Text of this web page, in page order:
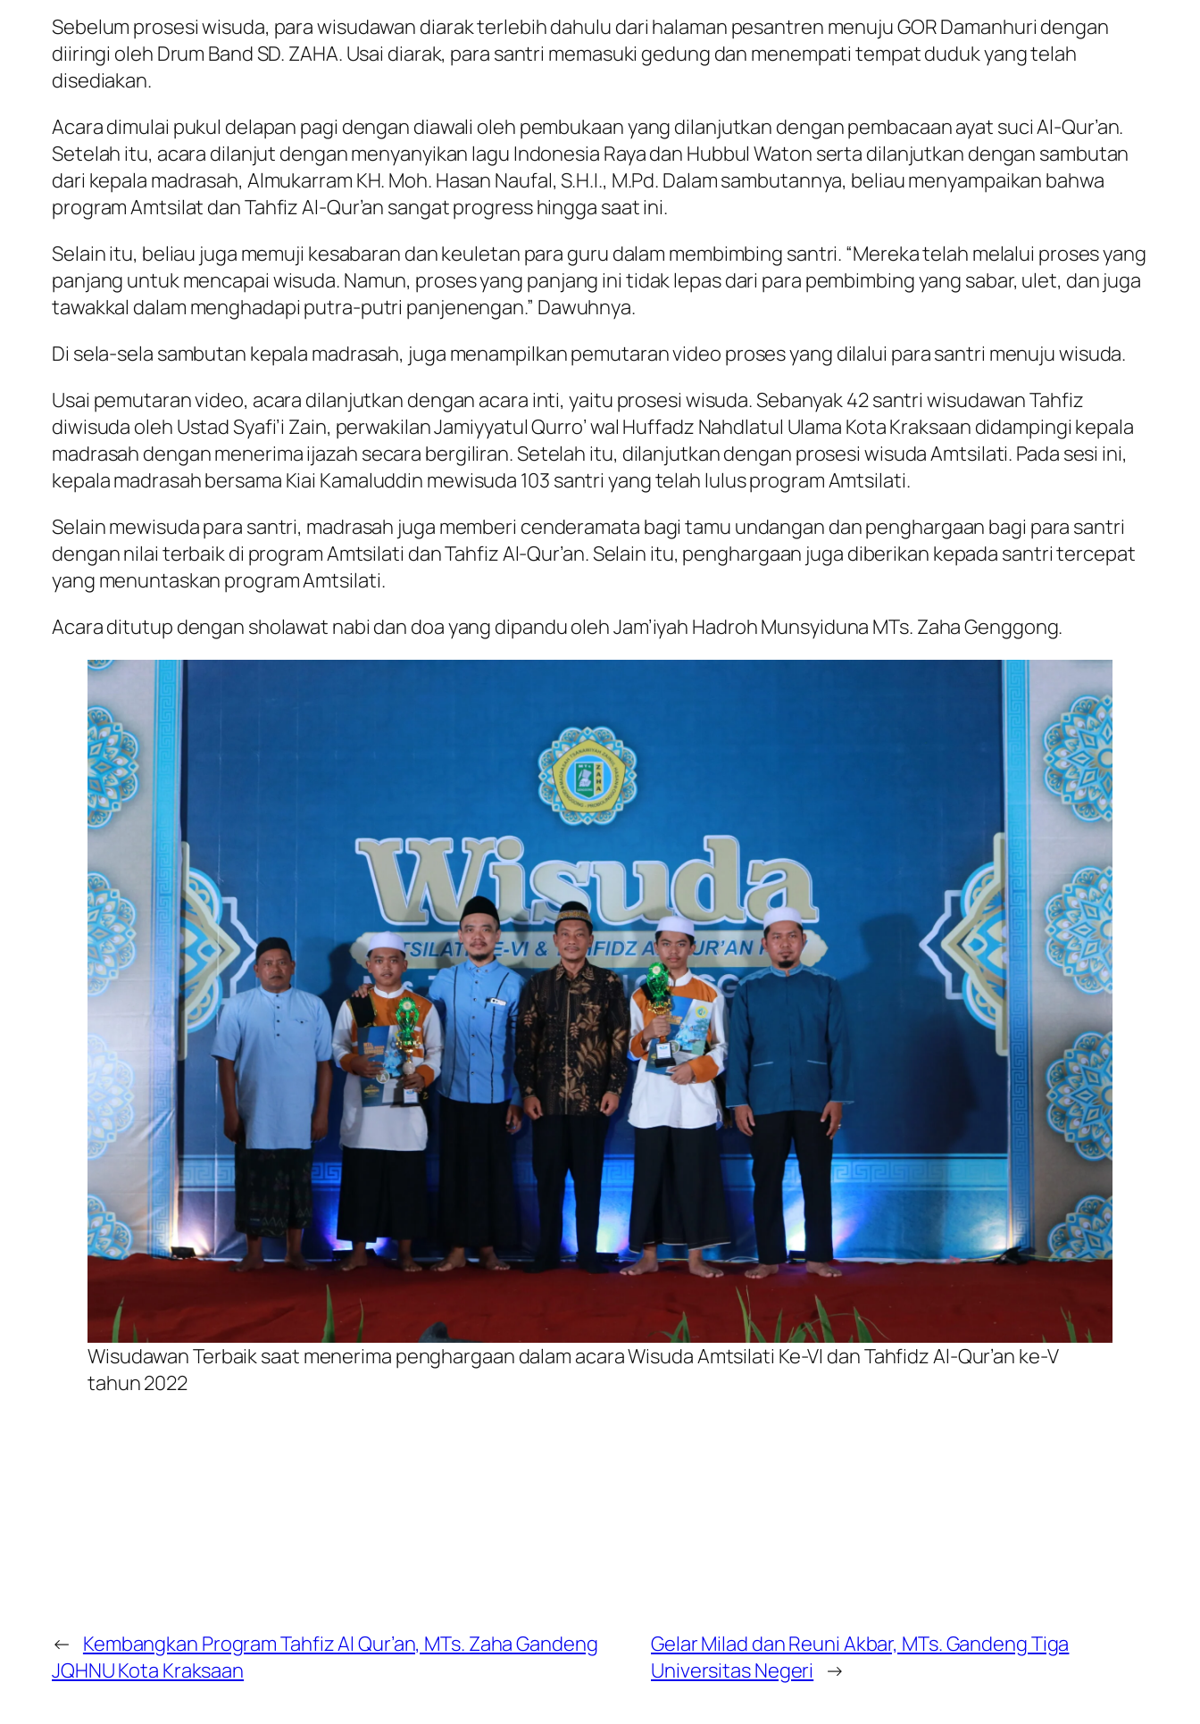
Sebelum prosesi wisuda, para wisudawan diarak terlebih dahulu dari halaman pesantren menuju GOR Damanhuri dengan
diiringi oleh Drum Band SD. ZAHA. Usai diarak, para santri memasuki gedung dan menempati tempat duduk yang telah
disediakan.
Acara dimulai pukul delapan pagi dengan diawali oleh pembukaan yang dilanjutkan dengan pembacaan ayat suci Al-Qur’an.
Setelah itu, acara dilanjut dengan menyanyikan lagu Indonesia Raya dan Hubbul Waton serta dilanjutkan dengan sambutan
dari kepala madrasah, Almukarram KH. Moh. Hasan Naufal, S.H.I., M.Pd. Dalam sambutannya, beliau menyampaikan bahwa
program Amtsilat dan Tahfiz Al-Qur’an sangat progress hingga saat ini.
Selain itu, beliau juga memuji kesabaran dan keuletan para guru dalam membimbing santri. “Mereka telah melalui proses yang
panjang untuk mencapai wisuda. Namun, proses yang panjang ini tidak lepas dari para pembimbing yang sabar, ulet, dan juga
tawakkal dalam menghadapi putra-putri panjenengan.” Dawuhnya.
Di sela-sela sambutan kepala madrasah, juga menampilkan pemutaran video proses yang dilalui para santri menuju wisuda.
Usai pemutaran video, acara dilanjutkan dengan acara inti, yaitu prosesi wisuda. Sebanyak 42 santri wisudawan Tahfiz
diwisuda oleh Ustad Syafi’i Zain, perwakilan Jamiyyatul Qurro’ wal Huffadz Nahdlatul Ulama Kota Kraksaan didampingi kepala
madrasah dengan menerima ijazah secara bergiliran. Setelah itu, dilanjutkan dengan prosesi wisuda Amtsilati. Pada sesi ini,
kepala madrasah bersama Kiai Kamaluddin mewisuda 103 santri yang telah lulus program Amtsilati.
Selain mewisuda para santri, madrasah juga memberi cenderamata bagi tamu undangan dan penghargaan bagi para santri
dengan nilai terbaik di program Amtsilati dan Tahfiz Al-Qur’an. Selain itu, penghargaan juga diberikan kepada santri tercepat
yang menuntaskan program Amtsilati.
Acara ditutup dengan sholawat nabi dan doa yang dipandu oleh Jam’iyah Hadroh Munsyiduna MTs. Zaha Genggong.
Wisudawan Terbaik saat menerima penghargaan dalam acara Wisuda Amtsilati Ke-VI dan Tahfidz Al-Qur’an ke-V
tahun 2022
← Kembangkan Program Tahfiz Al Qur’an, MTs. Zaha Gandeng
JQHNU Kota Kraksaan
Gelar Milad dan Reuni Akbar, MTs. Gandeng Tiga
Universitas Negeri →